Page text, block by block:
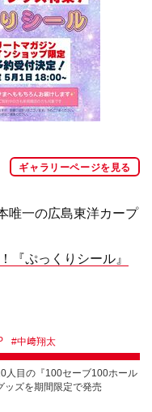
ギャラリーページを見る
唯一の広島東洋カープ
『ぷっくりシール』
#中﨑翔太
人目の『100セーブ100ホール
ッズを期間限定で発売